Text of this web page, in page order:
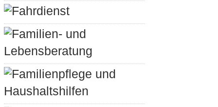
Fahrdienst
Familien- und
Lebensberatung
Familienpflege und
Haushaltshilfen